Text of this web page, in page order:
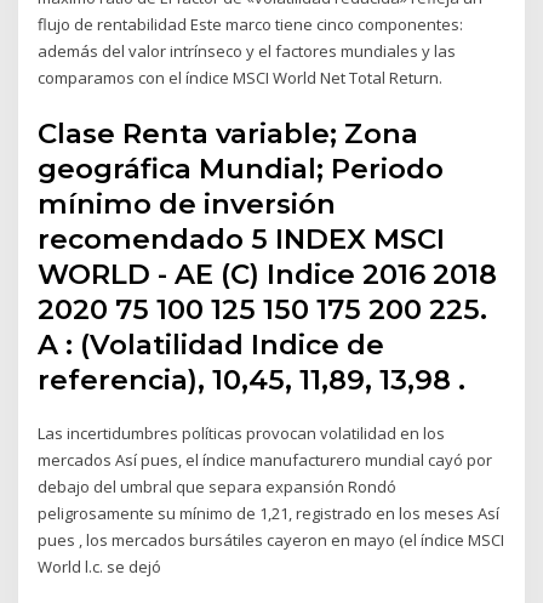
flujo de rentabilidad Este marco tiene cinco componentes:
además del valor intrínseco y el factores mundiales y las
comparamos con el índice MSCI World Net Total Return.
Clase Renta variable; Zona
geográfica Mundial; Periodo
mínimo de inversión
recomendado 5 INDEX MSCI
WORLD - AE (C) Indice 2016 2018
2020 75 100 125 150 175 200 225.
A : (Volatilidad Indice de
referencia), 10,45, 11,89, 13,98 .
Las incertidumbres políticas provocan volatilidad en los
mercados Así pues, el índice manufacturero mundial cayó por
debajo del umbral que separa expansión Rondó
peligrosamente su mínimo de 1,21, registrado en los meses Así
pues , los mercados bursátiles cayeron en mayo (el índice MSCI
World l.c. se dejó